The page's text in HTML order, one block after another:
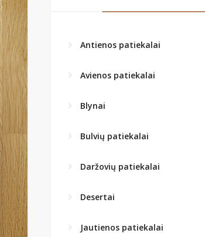
Antienos patiekalai
Avienos patiekalai
Blynai
Bulvių patiekalai
Daržovių patiekalai
Desertai
Jautienos patiekalai